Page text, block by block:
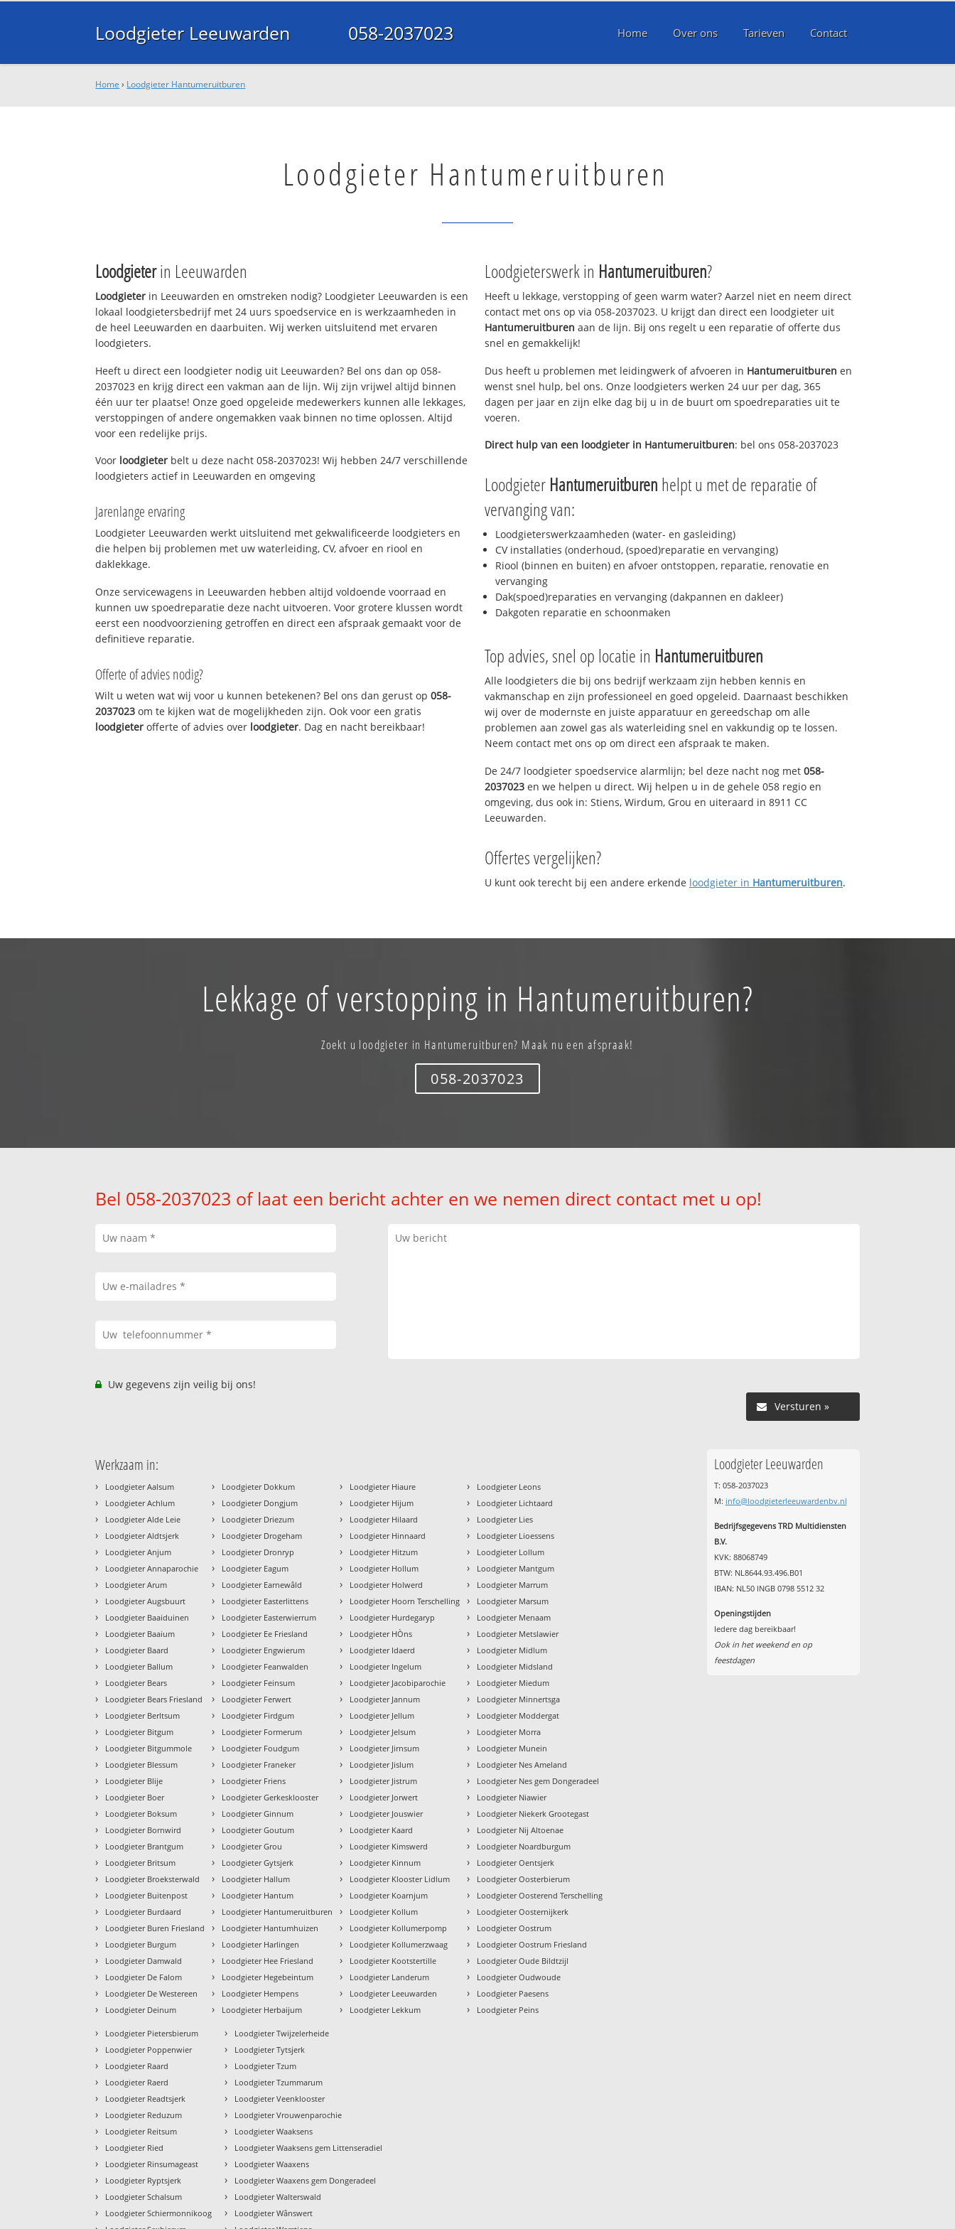
Loodgieter Leeuwarden 058-2037023 Home Over ons Tarieven Contact
Home › Loodgieter Hantumeruitburen
Loodgieter Hantumeruitburen
Loodgieterin Leeuwarden
Loodgieter in Leeuwarden en omstreken nodig? Loodgieter Leeuwarden is een
lokaal loodgietersbedrijf met 24 uurs spoedservice en is werkzaamheden in
de heel Leeuwarden en daarbuiten. Wij werken uitsluitend met ervaren
loodgieters.
Heeft u direct een loodgieter nodig uit Leeuwarden? Bel ons dan op 058-
2037023 en krijg direct een vakman aan de lijn. Wij zijn vrijwel altijd binnen
één uur ter plaatse! Onze goed opgeleide medewerkers kunnen alle lekkages,
verstoppingen of andere ongemakken vaak binnen no time oplossen. Altijd
voor een redelijke prijs.
Voor loodgieter belt u deze nacht 058-2037023! Wij hebben 24/7 verschillende
loodgieters actief in Leeuwarden en omgeving
Jarenlange ervaring
Loodgieter Leeuwarden werkt uitsluitend met gekwalificeerde loodgieters en
die helpen bij problemen met uw waterleiding, CV, afvoer en riool en
daklekkage.
Onze servicewagens in Leeuwarden hebben altijd voldoende voorraad en
kunnen uw spoedreparatie deze nacht uitvoeren. Voor grotere klussen wordt
eerst een noodvoorziening getroffen en direct een afspraak gemaakt voor de
definitieve reparatie.
Offerte of advies nodig?
Wilt u weten wat wij voor u kunnen betekenen? Bel ons dan gerust op058-
2037023 om te kijken wat de mogelijkheden zijn. Ook voor een gratis
loodgieter offerte of advies over loodgieter. Dag en nacht bereikbaar!
Loodgieterswerk in Hantumeruitburen?
Heeft u lekkage, verstopping of geen warm water? Aarzel niet en neem direct
contact met ons op via 058-2037023. U krijgt dan direct een loodgieter uit
Hantumeruitburen aan de lijn. Bij ons regelt u een reparatie of offerte dus
snel en gemakkelijk!
Dus heeft u problemen met leidingwerk of afvoeren in Hantumeruitburen en
wenst snel hulp, bel ons. Onze loodgieters werken 24 uur per dag, 365
dagen per jaar en zijn elke dag bij u in de buurt om spoedreparaties uit te
voeren.
Direct hulp van een loodgieter in Hantumeruitburen: bel ons 058-2037023
Loodgieter Hantumeruitburen helpt u met de reparatie of
vervanging van:
Loodgieterswerkzaamheden (water- en gasleiding)
CV installaties (onderhoud, (spoed)reparatie en vervanging)
Riool (binnen en buiten) en afvoer ontstoppen, reparatie, renovatie en
vervanging
Dak(spoed)reparaties en vervanging (dakpannen en dakleer)
Dakgoten reparatie en schoonmaken
Top advies, snel op locatie in Hantumeruitburen
Alle loodgieters die bij ons bedrijf werkzaam zijn hebben kennis en
vakmanschap en zijn professioneel en goed opgeleid. Daarnaast beschikken
wij over de modernste en juiste apparatuur en gereedschap om alle
problemen aan zowel gas als waterleiding snel en vakkundig op te lossen.
Neem contact met ons op om direct een afspraak te maken.
De 24/7 loodgieter spoedservice alarmlijn; bel deze nacht nog met 058-
2037023 en we helpen u direct. Wij helpen u in de gehele 058 regio en
omgeving, dus ook in: Stiens, Wirdum, Grou en uiteraard in 8911 CC
Leeuwarden.
Offertes vergelijken?
U kunt ook terecht bij een andere erkende loodgieter in Hantumeruitburen.
Lekkage of verstopping in Hantumeruitburen?
Zoekt u loodgieter in Hantumeruitburen? Maak nu een afspraak!
058-2037023
Bel 058-2037023 of laat een bericht achter en we nemen direct contact met u op!
Uw gegevens zijn veilig bij ons!
Versturen »
Werkzaam in:
› Loodgieter Aalsum
› Loodgieter Achlum
› Loodgieter Alde Leie
› Loodgieter Aldtsjerk
› Loodgieter Anjum
› Loodgieter Annaparochie
› Loodgieter Arum
› Loodgieter Augsbuurt
› Loodgieter Baaiduinen
› Loodgieter Baaium
› Loodgieter Baard
› Loodgieter Ballum
› Loodgieter Bears
› Loodgieter Bears Friesland
› Loodgieter Berltsum
› Loodgieter Bitgum
› Loodgieter Bitgummole
› Loodgieter Blessum
› Loodgieter Blije
› Loodgieter Boer
› Loodgieter Boksum
› Loodgieter Bornwird
› Loodgieter Brantgum
› Loodgieter Britsum
› Loodgieter Broeksterwald
› Loodgieter Buitenpost
› Loodgieter Burdaard
› Loodgieter Buren Friesland
› Loodgieter Burgum
› Loodgieter Damwald
› Loodgieter De Falom
› Loodgieter De Westereen
› Loodgieter Deinum
› Loodgieter Dokkum
› Loodgieter Dongjum
› Loodgieter Driezum
› Loodgieter Drogeham
› Loodgieter Dronryp
› Loodgieter Eagum
› Loodgieter Earnewâld
› Loodgieter Easterlittens
› Loodgieter Easterwierrum
› Loodgieter Ee Friesland
› Loodgieter Engwierum
› Loodgieter Feanwalden
› Loodgieter Feinsum
› Loodgieter Ferwert
› Loodgieter Firdgum
› Loodgieter Formerum
› Loodgieter Foudgum
› Loodgieter Franeker
› Loodgieter Friens
› Loodgieter Gerkesklooster
› Loodgieter Ginnum
› Loodgieter Goutum
› Loodgieter Grou
› Loodgieter Gytsjerk
› Loodgieter Hallum
› Loodgieter Hantum
› Loodgieter Hantumeruitburen
› Loodgieter Hantumhuizen
› Loodgieter Harlingen
› Loodgieter Hee Friesland
› Loodgieter Hegebeintum
› Loodgieter Hempens
› Loodgieter Herbaijum
› Loodgieter Hiaure
› Loodgieter Hijum
› Loodgieter Hilaard
› Loodgieter Hinnaard
› Loodgieter Hitzum
› Loodgieter Hollum
› Loodgieter Holwerd
› Loodgieter Hoorn Terschelling
› Loodgieter Hurdegaryp
› Loodgieter HÒns
› Loodgieter Idaerd
› Loodgieter Ingelum
› Loodgieter Jacobiparochie
› Loodgieter Jannum
› Loodgieter Jellum
› Loodgieter Jelsum
› Loodgieter Jirnsum
› Loodgieter Jislum
› Loodgieter Jistrum
› Loodgieter Jorwert
› Loodgieter Jouswier
› Loodgieter Kaard
› Loodgieter Kimswerd
› Loodgieter Kinnum
› Loodgieter Klooster Lidlum
› Loodgieter Koarnjum
› Loodgieter Kollum
› Loodgieter Kollumerpomp
› Loodgieter Kollumerzwaag
› Loodgieter Kootstertille
› Loodgieter Landerum
› Loodgieter Leeuwarden
› Loodgieter Lekkum
› Loodgieter Leons
› Loodgieter Lichtaard
› Loodgieter Lies
› Loodgieter Lioessens
› Loodgieter Lollum
› Loodgieter Mantgum
› Loodgieter Marrum
› Loodgieter Marsum
› Loodgieter Menaam
› Loodgieter Metslawier
› Loodgieter Midlum
› Loodgieter Midsland
› Loodgieter Miedum
› Loodgieter Minnertsga
› Loodgieter Moddergat
› Loodgieter Morra
› Loodgieter Munein
› Loodgieter Nes Ameland
› Loodgieter Nes gem Dongeradeel
› Loodgieter Niawier
› Loodgieter Niekerk Grootegast
› Loodgieter Nij Altoenae
› Loodgieter Noardburgum
› Loodgieter Oentsjerk
› Loodgieter Oosterbierum
› Loodgieter Oosterend Terschelling
› Loodgieter Oosternijkerk
› Loodgieter Oostrum
› Loodgieter Oostrum Friesland
› Loodgieter Oude Bildtzijl
› Loodgieter Oudwoude
› Loodgieter Paesens
› Loodgieter Peins
› Loodgieter Pietersbierum
› Loodgieter Poppenwier
› Loodgieter Raard
› Loodgieter Raerd
› Loodgieter Readtsjerk
› Loodgieter Reduzum
› Loodgieter Reitsum
› Loodgieter Ried
› Loodgieter Rinsumageast
› Loodgieter Ryptsjerk
› Loodgieter Schalsum
› Loodgieter Schiermonnikoog
› Loodgieter Twijzelerheide
› Loodgieter Tytsjerk
› Loodgieter Tzum
› Loodgieter Tzummarum
› Loodgieter Veenklooster
› Loodgieter Vrouwenparochie
› Loodgieter Waaksens
› Loodgieter Waaksens gem Littenseradiel
› Loodgieter Waaxens
› Loodgieter Waaxens gem Dongeradeel
› Loodgieter Walterswald
› Loodgieter Wânswert
Loodgieter Leeuwarden
T: 058-2037023
M: info@loodgieterleeuwardenbv.nl
Bedrijfsgegevens TRD Multidiensten
B.V.
KVK: 88068749
BTW: NL8644.93.496.B01
IBAN: NL50 INGB 0798 5512 32
Openingstijden
Iedere dag bereikbaar!
Ook in het weekend en op
feestdagen